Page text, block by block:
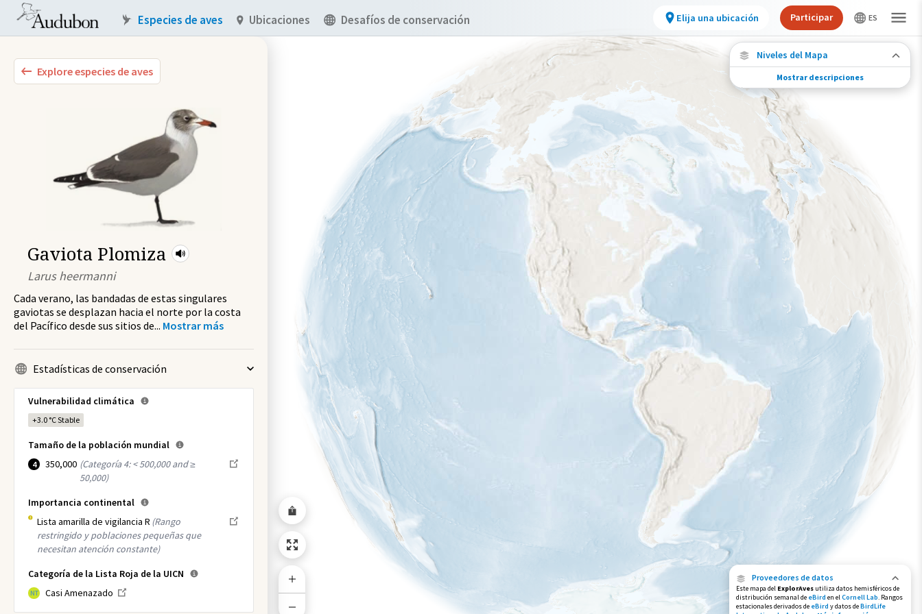
Explore especies de aves
Gaviota Plomiza
Larus heermanni
Cada verano, las bandadas de estas singulares
gaviotas se desplazan hacia el norte por la costa
del Pacífico desde sus sitios de... Mostrar más
Estadísticas de conservación
Vulnerabilidad climática
+3.0 °CStable
Tamaño de la población mundial
4 350,000 (Categoría 4: < 500,000 and ≥
50,000)
Importancia continental
Lista amarilla de vigilancia R (Rango
restringido y poblaciones pequeñas que
necesitan atención constante)
Categoría de la Lista Roja de la UICN
NT Casi Amenazado
Proveedores de datos
Este mapa del ExplorAves utiliza datos hemisféricos de
distribución semanal de eBird en elCornell Lab. Rangos
estacionales derivados de eBird y datos deBirdLife
Niveles del Mapa
Migración de especies
Vea dónde viaja esta especie durante todo el
Abundancia de esta especie
Muy bajo Bajo Moderada Alto
Gama de especies por estación
Gama de verano
Rango de invierno
Rango a lo largo del año
Mostrar descripciones
Especies de aves Ubicaciones Desafíos de conservación Elija una ubicación Participar